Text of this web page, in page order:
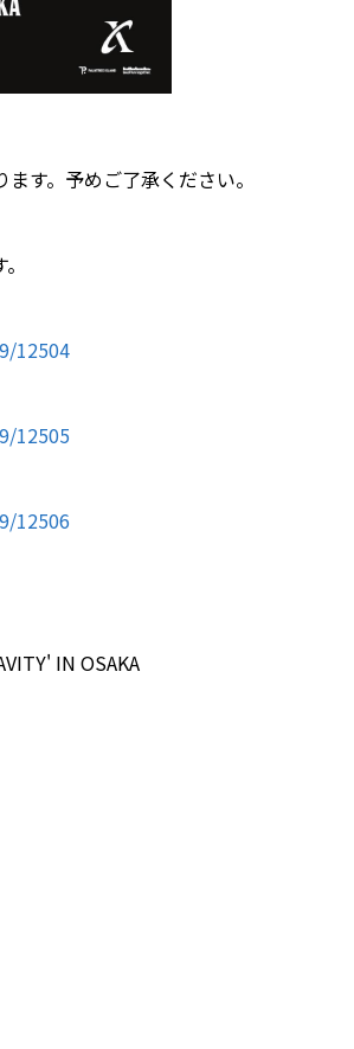
す。予めご了承ください。
12504
12505
12506
IN OSAKA